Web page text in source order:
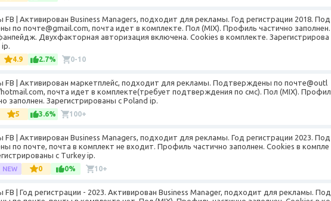
FB | Активирован Business Managers, подходит для рекламы. Год регистрации 2018. Под
по почте@gmail.com, почта идет в комплекте. Пол (MIX). Профиль частично заполнен.
Двухфакторная авторизация включена. Cookies в комплекте. Зарегистрирова
4.9 2.7% 0-10
FB | Активирован маркетплейс, подходит для рекламы. Подтверждены по почте@outl
почта идет в комплекте(требует подтверждения по смс). Пол (MIX). Профил
заполнен. Зарегистрированы с Poland ip.
5 3.6% 100+
FB | Активирован Business Managers, подходит для рекламы. Год регистрации 2023. Под
по почте, почта в комплект не входит. Профиль частично заполнен. Cookies в компле
с Turkey ip.
0 0% 10+
FB | Год регистрации - 2023. Активирован Business Manager, подходит для рекламы. Под